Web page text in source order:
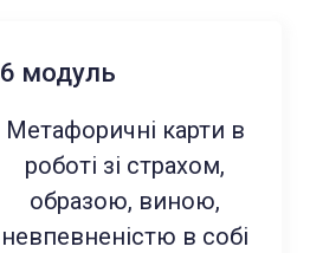
6 модуль
Метафоричні карти в
роботі зі страхом,
образою, виною,
невпевненістю в собі